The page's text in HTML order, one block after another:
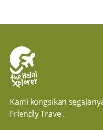
Kami kongsikan
Friendly Travel.